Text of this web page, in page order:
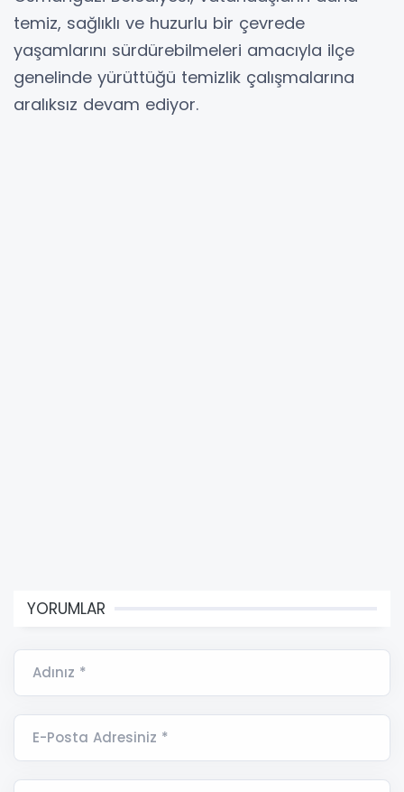
temiz, sağlıklı ve huzurlu bir çevrede
yaşamlarını sürdürebilmeleri amacıyla ilçe
genelinde yürüttüğü temizlik çalışmalarına
aralıksız devam ediyor.
YORUMLAR
Adınız *
E-Posta Adresiniz *